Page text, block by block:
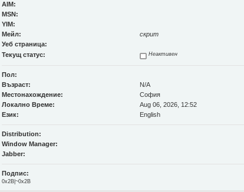
AIM:
MSN:
YIM:
Мейл:
скрит
Уеб страница:
Текущ статус:
Неактивен
Пол:
Възраст:
N/A
Местонахождение:
София
Локално Време:
Aug 06, 2026, 12:52
Език:
English
Distribution:
Window Manager:
Jabber:
Подпис:
0x2B|~0x2B